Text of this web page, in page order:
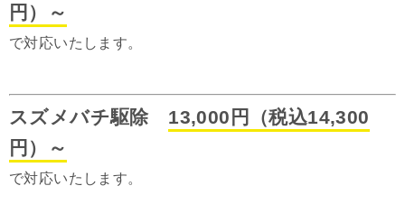
円）～
で対応いたします。
スズメバチ駆除 13,000円（税込14,300
円）～
で対応いたします。